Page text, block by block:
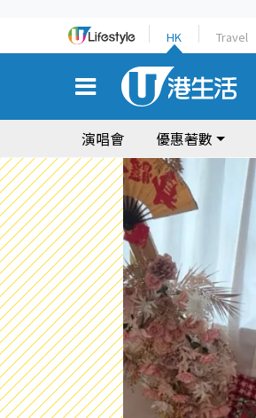
HK Travel
演唱會 優惠著數